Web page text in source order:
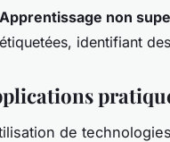
Apprentissage non
étiquetées, identifiant
de